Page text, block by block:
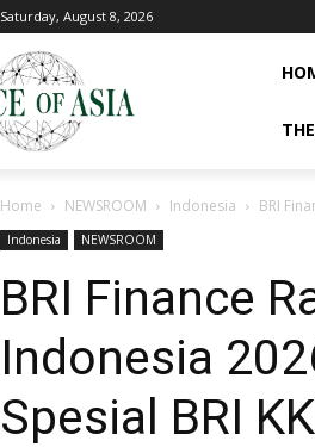
Saturday, August 8, 2026
Home NEWSROOM Indonesia BRI
Indonesia NEWSROOM
BRI Finance
Indonesia
Spesial BRI